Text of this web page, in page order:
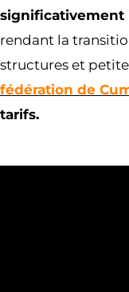
significativement
rendant la
structures et
fédération de
tarifs.